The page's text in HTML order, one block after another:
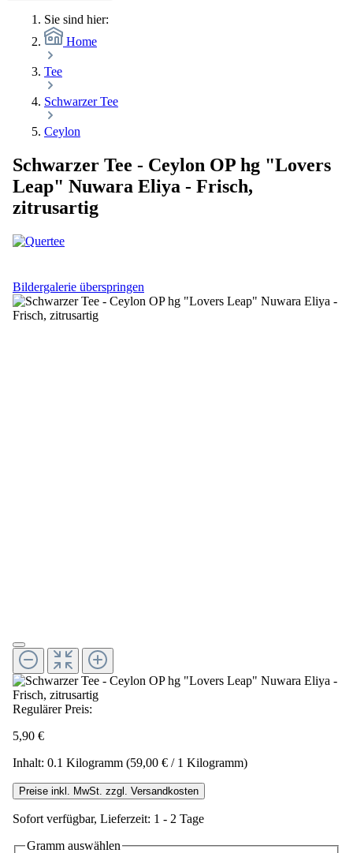
Sie sind hier:
Home
Tee
Schwarzer Tee
Ceylon
Schwarzer Tee - Ceylon OP hg "Lovers
Leap" Nuwara Eliya - Frisch,
zitrusartig
Bildergalerie überspringen
Regulärer Preis:
5,90 €
Inhalt: 0.1 Kilogramm (59,00 € / 1 Kilogramm)
Preise inkl. MwSt. zzgl. Versandkosten
Sofort verfügbar, Lieferzeit: 1 - 2 Tage
Gramm auswählen